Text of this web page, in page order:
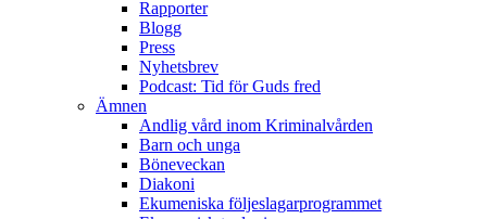
Rapporter
Blogg
Press
Nyhetsbrev
Podcast: Tid för Guds fred
Ämnen
Andlig vård inom Kriminalvården
Barn och unga
Böneveckan
Diakoni
Ekumeniska följeslagarprogrammet